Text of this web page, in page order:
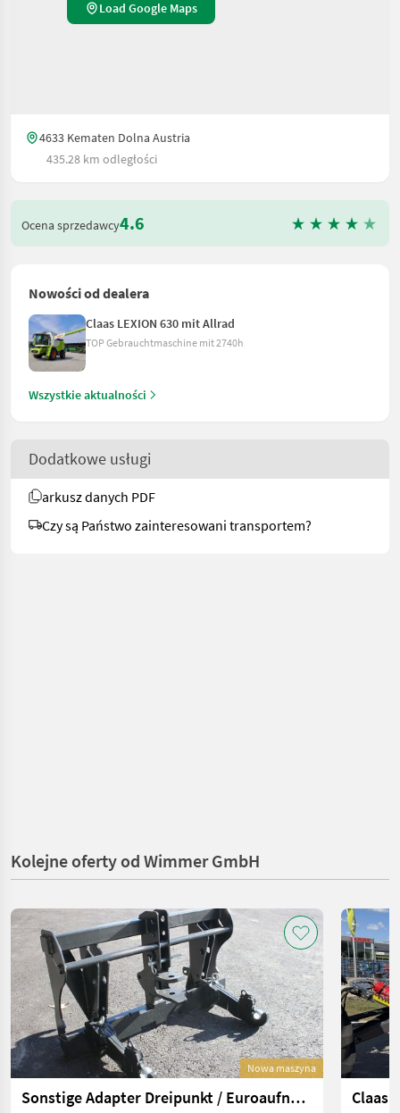
Load Google Maps
4633 Kematen Dolna Austria
435.28 km odległości
Ocena sprzedawcy4.6
Nowości od dealera
Claas LEXION 630 mit Allrad
TOP Gebrauchtmaschine mit 2740h
Wszystkie aktualności
Dodatkowe usługi
arkusz danych PDF
Czy są Państwo zainteresowani transportem?
Kolejne oferty od Wimmer GmbH
Nowa maszyna
Sonstige Adapter Dreipunkt / Euroaufnahme Scorpion/Torion